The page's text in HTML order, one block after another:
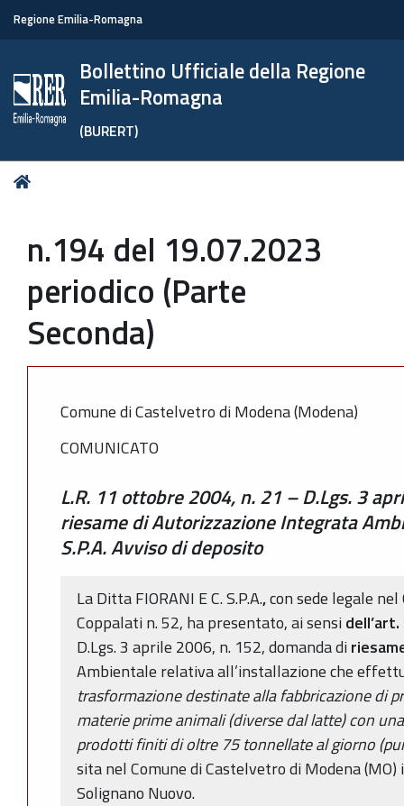
Regione Emilia-Romagna
Bollettino Ufficiale della Regione
Emilia-Romagna
(BURERT)
Tu
n.194 del 19.07.2023
periodico (Parte
Seconda)
Comune di Castelvetro di Modena (Modena)
COMUNICATO
L.R. 11 ottobre 2004, n. 21 – D.Lgs. 3
riesame di Autorizzazione Integrata
S.P.A. Avviso di deposito
La Ditta FIORANI E C. S.P.A.,con sede legale nel
Coppalati n. 52, ha presentato, ai sensi
D.Lgs. 3 aprile 2006, n. 152, domanda di
Ambientale relativa all’installazione che
trasformazione destinate alla fabbricazione di
materie prime animali (diverse dal latte) con
prodotti finiti di oltre 75 tonnellate al giorno
sita nel Comune di Castelvetro di Modena
Solignano Nuovo.